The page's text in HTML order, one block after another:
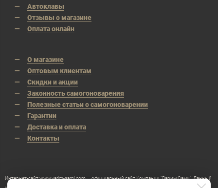
Автоклавы
Отзывы о магазине
Оплата онлайн
О магазине
Оптовым клиентам
Скидки и акции
Законность самогоноварения
Полезные статьи о самогоноварении
Гарантии
Доставка и оплата
Контакты
Интернет-сайт www.varim-sami.com — официальный сайт Компании "Варим Сами". Данный